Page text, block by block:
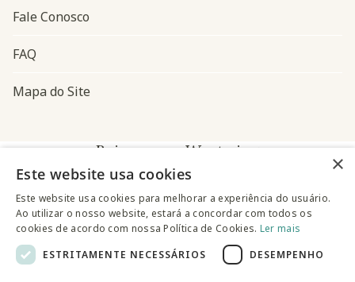
Fale Conosco
FAQ
Mapa do Site
Baixe o app Westwing
×
Este website usa cookies
Este website usa cookies para melhorar a experiência do usuário.
Ao utilizar o nosso website, estará a concordar com todos os
cookies de acordo com nossa Política de Cookies. Ler mais
ESTRITAMENTE NECESSÁRIOS
DESEMPENHO